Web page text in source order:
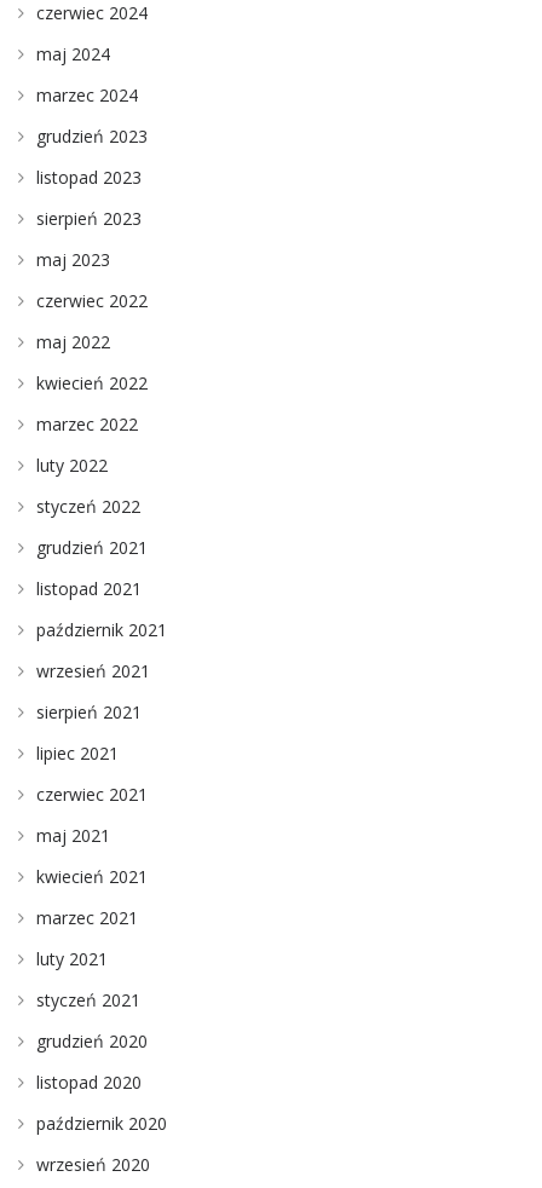
czerwiec 2024
maj 2024
marzec 2024
grudzień 2023
listopad 2023
sierpień 2023
maj 2023
czerwiec 2022
maj 2022
kwiecień 2022
marzec 2022
luty 2022
styczeń 2022
grudzień 2021
listopad 2021
październik 2021
wrzesień 2021
sierpień 2021
lipiec 2021
czerwiec 2021
maj 2021
kwiecień 2021
marzec 2021
luty 2021
styczeń 2021
grudzień 2020
listopad 2020
październik 2020
wrzesień 2020